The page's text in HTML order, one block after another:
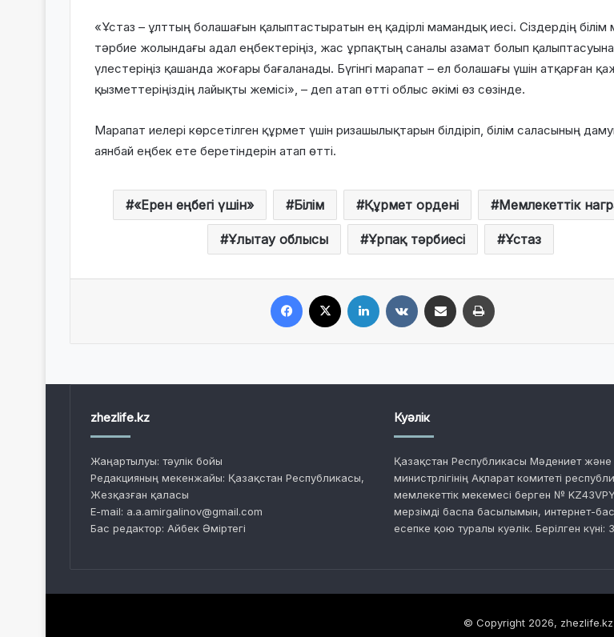
«Ұстаз – ұлттың болашағын қалыптастыратын ең қадірлі мамандық иесі. Сіздердің білім
тәрбие жолындағы адал еңбектеріңіз, жас ұрпақтың саналы азамат болып
үлестеріңіз қашанда жоғары бағаланады. Бүгінгі марапат – ел болашағы үшін атқарған
қызметтеріңіздің лайықты жемісі», – деп атап өтті облыс әкімі өз сөзінде.
Марапат иелері көрсетілген құрмет үшін ризашылықтарын білдіріп, білім саласының
аянбай еңбек ете беретіндерін атап өтті.
«Ерен еңбегі үшін» Білім Құрмет ордені Мемлекеттік
Ұлытау облысы Ұрпақ тәрбиесі Ұстаз
zhezlife.kz
Жаңартылуы: тәулік бойы
Редакцияның мекенжайы: Қазақстан Республикасы,
Жезқазған қаласы
E-mail: a.a.amirgalinov@gmail.com
Бас редактор: Айбек Әміртегі
Куәлік
Қазақстан Республикасы Мәдениет және
министрлігінің Ақпарат комитеті
мемлекеттік мекемесі берген №
мерзімді баспа басылымын, интернет-
есепке қою туралы куәлік. Берілген күні:
© Copyright 2026, zhezlife.kz